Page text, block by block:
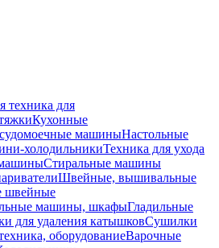
техника для
Кухонные
машиныНастольные
холодильникиТехника для ухода
Стиральные машины
Швейные, вышивальные
швейные
машины, шкафыГладильные
для удаления катышковСушилки
оборудованиеВарочные